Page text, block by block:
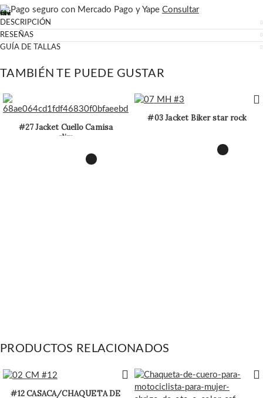
Pago seguro con Mercado Pago y Yape Consultar
DESCRIPCIÓN
RESEÑAS
GUÍA DE TALLAS
TAMBIÉN TE PUEDE GUSTAR
#27 Jacket Cuello Camisa
slim
#03 Jacket Biker star rock
PRODUCTOS RELACIONADOS
#12 CASACA/CHAQUETA DE